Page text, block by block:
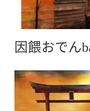
因餵おでん